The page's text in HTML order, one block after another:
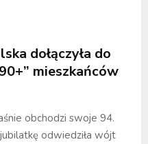
dołączyła do
mieszkańców
obchodzi swoje 94.
odwiedziła wójt